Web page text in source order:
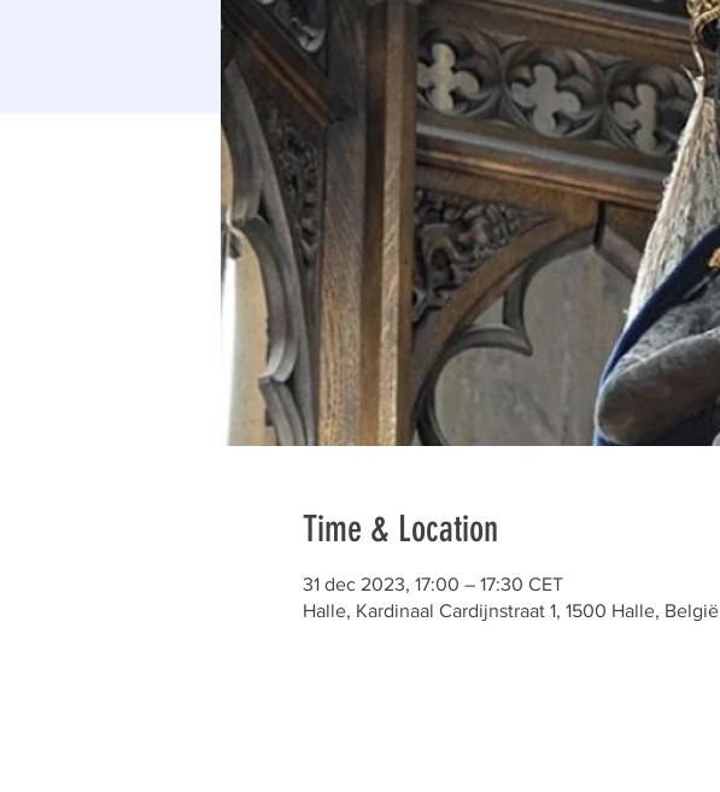
Time & Location
31 dec 2023, 17:00 – 17:30 CET
Halle, Kardinaal Cardijnstraat 1, 1500 Halle, België